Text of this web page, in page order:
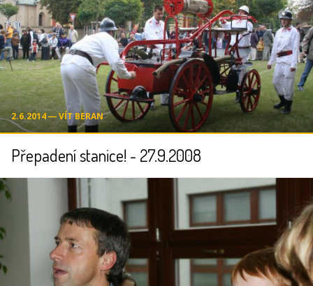
2.6.2014 ― VÍT BERAN
Přepadení stanice! - 27.9.2008